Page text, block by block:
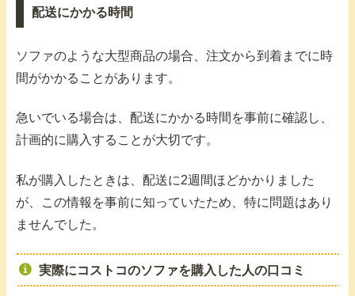
配送にかかる時間
ソファのような大型商品の場合、注文から到着までに時
間がかかることがあります。
急いでいる場合は、配送にかかる時間を事前に確認し、
計画的に購入することが大切です。
私が購入したときは、配送に2週間ほどかかりました
が、この情報を事前に知っていたため、特に問題はあり
ませんでした。
実際にコストコのソファを購入した人の口コミ